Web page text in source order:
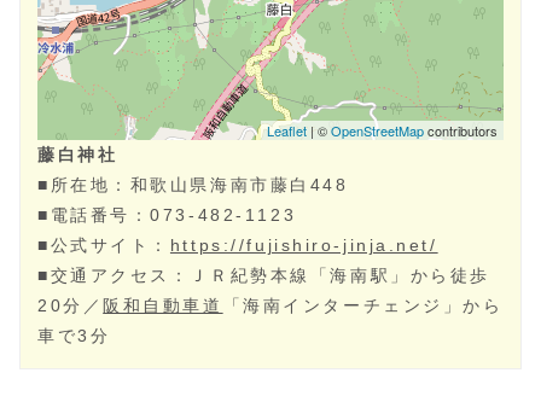
藤白神社
■所在地： 和歌山県海南市‎藤白448
■電話番号：073-482-1123
■公式サイト： https://fujishiro-jinja.net/
■交通アクセス：ＪＲ紀勢本線「海南駅」から徒歩
20分／ 阪和自動車道
「海南インターチェンジ」から
車で3分